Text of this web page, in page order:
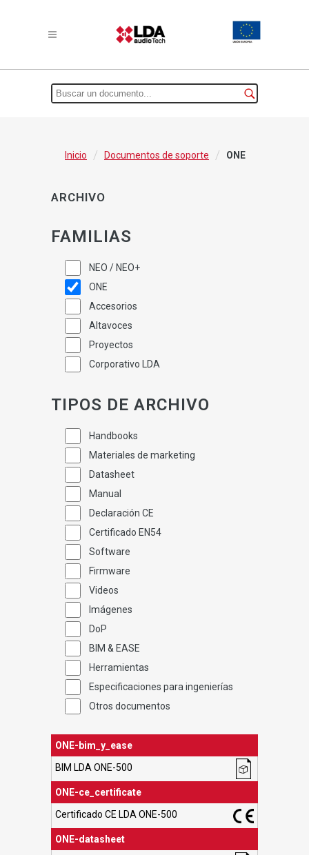
Inicio / Documentos de soporte / ONE
ARCHIVO
FAMILIAS
NEO / NEO+
ONE
Accesorios
Altavoces
Proyectos
Corporativo LDA
TIPOS DE ARCHIVO
Handbooks
Materiales de marketing
Datasheet
Manual
Declaración CE
Certificado EN54
Software
Firmware
Videos
Imágenes
DoP
BIM & EASE
Herramientas
Especificaciones para ingenierías
Otros documentos
ONE-bim_y_ease
BIM LDA ONE-500
ONE-ce_certificate
Certificado CE LDA ONE-500
ONE-datasheet